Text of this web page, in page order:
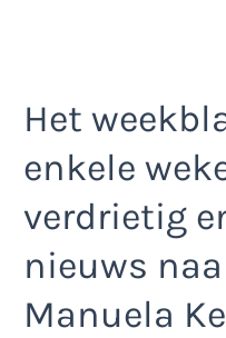
Het
enkele
verdrietig
nieuws
Manuela